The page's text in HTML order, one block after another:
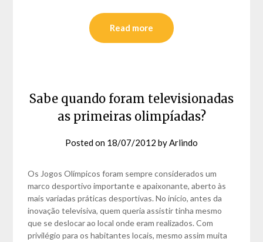
Read more
Sabe quando foram televisionadas
as primeiras olimpíadas?
Posted on 18/07/2012 byArlindo
Os Jogos Olímpicos foram sempre considerados um
marco desportivo importante e apaixonante, aberto às
mais variadas práticas desportivas. No início, antes da
inovação televisiva, quem queria assistir tinha mesmo
que se deslocar ao local onde eram realizados. Com
privilégio para os habitantes locais, mesmo assim muita